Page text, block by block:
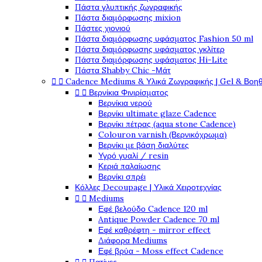
Πάστα γλυπτικής ζωγραφικής
Πάστα διαμόρφωσης mixion
Πάστες χιονιού
Πάστα διαμόρφωσης υφάσματος Fashion 50 ml
Πάστα διαμόρφωσης υφάσματος γκλίτερ
Πάστα διαμόρφωσης υφάσματος Hi-Lite
Πάστα Shabby Chic -Μάτ
  Cadence Mediums & Υλικά Ζωγραφικής | Gel &
  Βερνίκια Φινιρίσματος
Βερνίκια νερού
Βερνίκι ultimate glaze Cadence
Βερνίκι πέτρας (aqua stone Cadence)
Colouron varnish (Βερνικόχρωμα)
Βερνίκι με βάση διαλύτες
Υγρό γυαλί / resin
Κεριά παλαίωσης
Βερνίκι σπρέι
Κόλλες Decoupage | Υλικά Χειροτεχνίας
  Mediums
Εφέ βελούδο Cadence 120 ml
Antique Powder Cadence 70 ml
Εφέ καθρέφτη - mirror effect
Διάφορα Mediums
Εφέ βρύα - Moss effect Cadence